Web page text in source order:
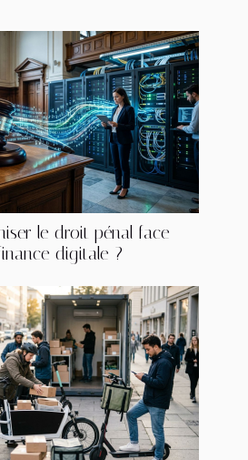
le droit pénal face
digitale ?